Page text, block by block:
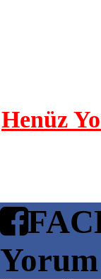
Henüz
Yorum